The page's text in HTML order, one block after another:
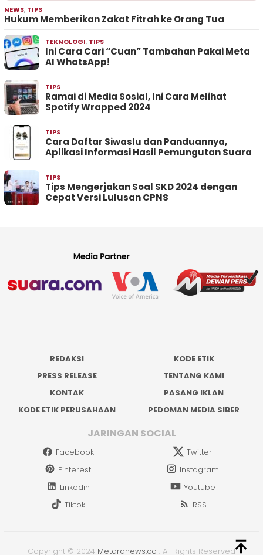
NEWS, TIPS
Hukum Memberikan Zakat Fitrah ke Orang Tua
TEKNOLOGI, TIPS
Ini Cara Cari “Cuan” Tambahan Pakai Meta
AI WhatsApp!
TIPS
Ramai di Media Sosial, Ini Cara Melihat
Spotify Wrapped 2024
TIPS
Cara Daftar Siwaslu dan Panduannya,
Aplikasi Informasi Hasil Pemungutan Suara
TIPS
Tips Mengerjakan Soal SKD 2024 dengan
Cepat Versi Lulusan CPNS
REDAKSI
KODE ETIK
PRESS RELEASE
TENTANG KAMI
KONTAK
PASANG IKLAN
KODE ETIK PERUSAHAAN
PEDOMAN MEDIA SIBER
JARINGAN SOCIAL
Facebook
Twitter
Pinterest
Instagram
Linkedin
Youtube
Tiktok
RSS
Copyright © 2024 Metaranews.co . All Rights Reserved